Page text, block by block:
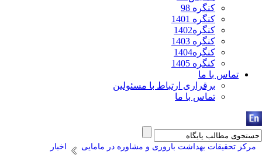
کنگره 98
کنگره 1401
کنگره1402
کنگره 1403
کنگره1404
کنگره 1405
تماس با ما
برقراری ارتباط با مسئولین
تماس با ما
مرکز تحقیقات بهداشت باروری و مشاوره در مامایی اخبار